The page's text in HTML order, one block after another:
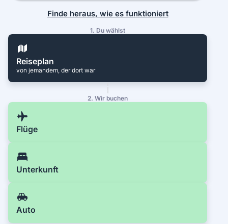
Finde heraus, wie es funktioniert
1. Du wählst
Reiseplan
von jemandem, der dort war
2. Wir buchen
Flüge
Unterkunft
Auto